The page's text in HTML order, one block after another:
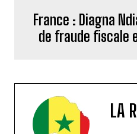
France : Diagna
de fraude fiscale
LA